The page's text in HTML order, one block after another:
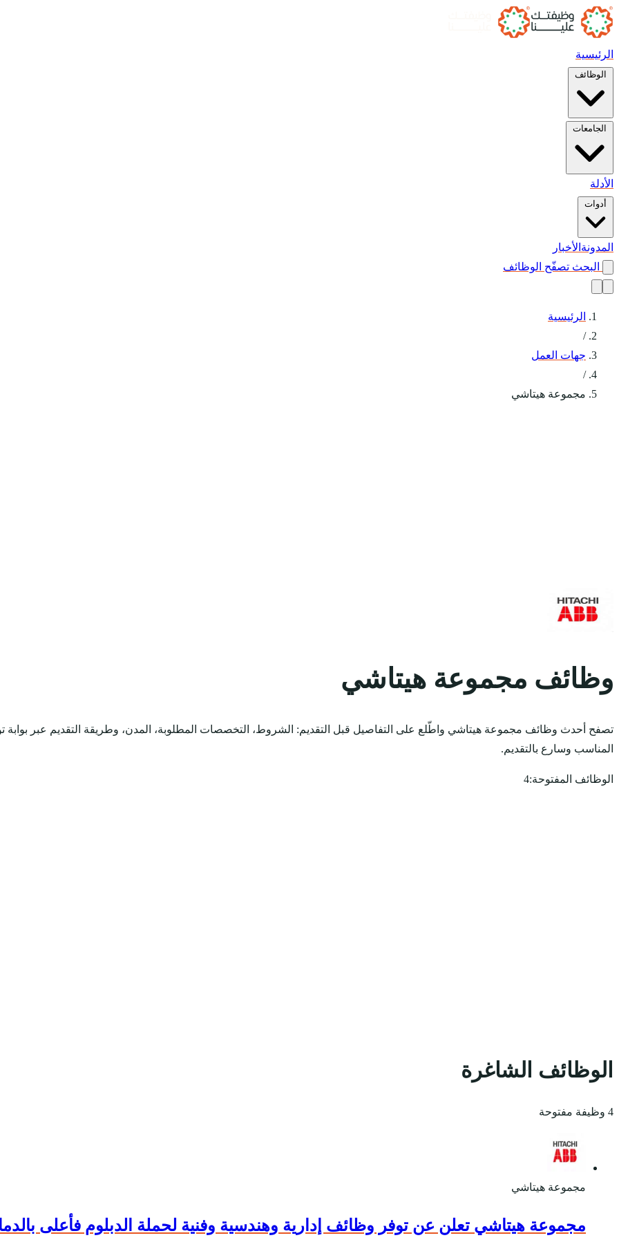
الرئيسية
الوظائف
الجامعات
الأدلة
أدوات
المدونة الأخبار
البحث تصفّح الوظائف
الرئيسية
/
جهات العمل
/
مجموعة هيتاشي
وظائف مجموعة هيتاشي
تصفح أحدث وظائف مجموعة هيتاشي واطّلع على التفاصيل قبل التقديم: الشروط، التخصصات المطلوبة، المدن، وطريقة التقديم عبر
المناسب وسارع بالتقديم.
الوظائف المفتوحة:4
الوظائف الشاغرة
4 وظيفة مفتوحة
مجموعة هيتاشي
مجموعة هيتاشي تعلن عن توفر وظائف إدارية وهندسية وفنية لحملة الدبلوم فأعلى